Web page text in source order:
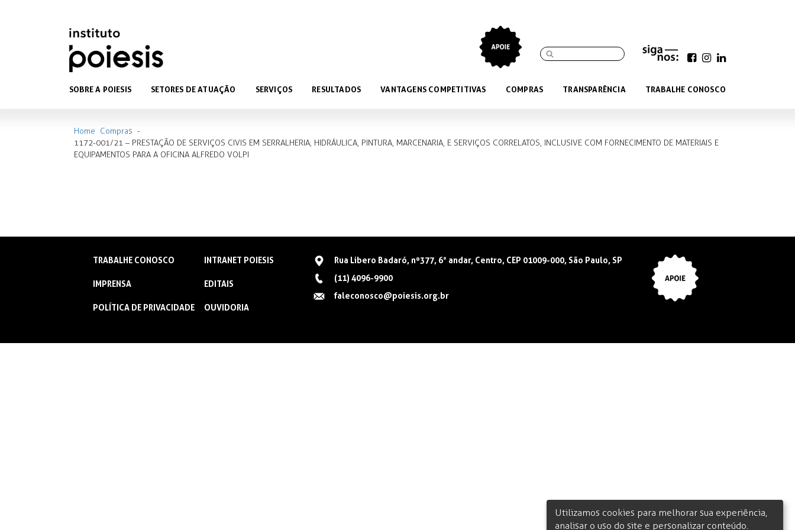
SOBRE A POIESIS SETORES DE ATUAÇÃO SERVIÇOS RESULTADOS VANTAGENS COMPETITIVAS COMPRAS TRANSPARÊNCIA TRABALHE CONOSCO
Home Compras -
1172-001/21 – PRESTAÇÃO DE SERVIÇOS CIVIS EM SERRALHERIA, HIDRÁULICA, PINTURA, MARCENARIA, E SERVIÇOS CORRELATOS, INCLUSIVE COM FORNECIMENTO DE MATERIAIS E
EQUIPAMENTOS PARA A OFICINA ALFREDO VOLPI
TRABALHE CONOSCO
IMPRENSA
POLÍTICA DE PRIVACIDADE
INTRANET POIESIS
EDITAIS
OUVIDORIA
Rua Libero Badaró, nº377, 6° andar, Centro, CEP 01009-000, São Paulo, SP
(11) 4096-9900
faleconosco@poiesis.org.br
Utilizamos cookies para melhorar sua experiência,
analisar o uso do site e personalizar conteúdo.